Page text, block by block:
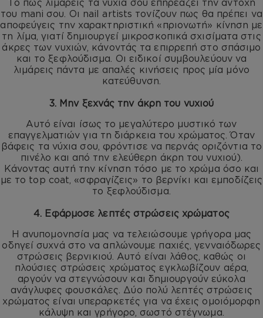
Το πώς λιμάρεις τα νύχια σου επηρεάζει την αντοχή
του mani σου. Οι nail artists τονίζουν πως θα πρέπει να
αποφεύγεις την χαρακτηριστική «πριονωτή» κίνηση με
τη λίμα, γιατί δημιουργεί μικροσκοπικά σχισίματα στις
άκρες των νυχιών, κάνοντάς τα επιρρεπή στο σπάσιμο
και το ξεφλούδισμα. Οι ειδικοί συμβουλεύουν να
λιμάρεις πάντα με απαλές κινήσεις προς μία μόνο
κατεύθυνση.
3. Μην ξεχνάς την άκρη του νυχιού
Αυτό είναι ίσως το μεγαλύτερο μυστικό των
επαγγελματιών για τη διάρκεια του χρώματος. Όταν
βάφεις τα νύχια σου, φρόντισε να περνάς οριζόντια το
πινέλο και από την ελεύθερη άκρη του νυχιού).
Κάνοντας αυτή την κίνηση τόσο με το χρώμα όσο και
με το top coat, «σφραγίζεις» το βερνίκι και εμποδίζεις
το ξεφλούδισμα.
4. Εφάρμοσε λεπτές στρώσεις χρώματος
Η ανυπομονησία μας να τελειώσουμε γρήγορα μας
οδηγεί συχνά στο να απλώνουμε παχιές, γενναιόδωρες
στρώσεις βερνικιού. Αυτό είναι λάθος, καθώς οι
πλούσιες στρώσεις χρώματος εγκλωβίζουν αέρα,
αργούν να στεγνώσουν και δημιουργούν εύκολα
ανάγλυφες φουσκάλες. Δύο πολύ λεπτές στρώσεις
χρώματος είναι υπεραρκετές για να έχεις ομοιόμορφη
κάλυψη και γρήγορο, σωστό στέγνωμα.